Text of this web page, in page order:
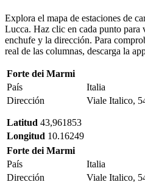
Explora el mapa de estaciones de
Lucca. Haz clic en cada punto para
enchufe y la dirección. Para
real de las columnas, descarga la
Forte dei Marmi
País
Italia
Dirección
Viale Italico,
Latitud 43,961853
Longitud 10.16249
Forte dei Marmi
País
Italia
Dirección
Viale Italico,